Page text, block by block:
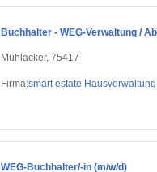
Buchhalter - WEG-Verwaltung /
Mühlacker, 75417
Firma:smart estate
WEG-Buchhalter/-in (m/w/d)